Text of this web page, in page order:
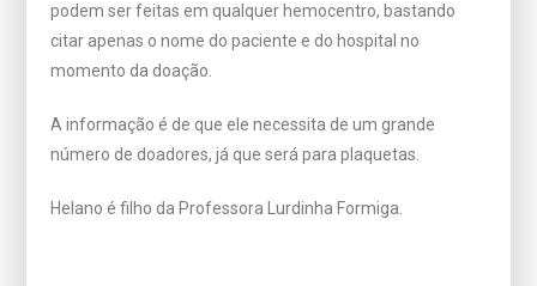
podem ser feitas em qualquer hemocentro, bastando
citar apenas o nome do paciente e do hospital no
momento da doação.
A informação é de que ele necessita de um grande
número de doadores, já que será para plaquetas.
Helano é filho da Professora Lurdinha Formiga.